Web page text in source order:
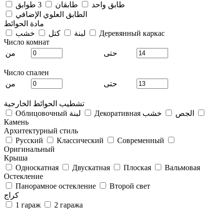
طابق واحد
طابقان
الطابق العلوي الإضافي
مادة الحوائط
لبنة
كتل خشب
Деревянный каркас
Число комнат
من
حتى
Число спален
من
حتى
تشطيب الحوائط الخارجية
Облицовочный لبنة
Декоративная الجص
خشب
Камень
Архитектурный стиль
Русский
Классический
Современный
Оригинальный
Крыша
Односкатная
Двускатная Плоская
Вальмовая
Остекление
Панорамное остекление
Второй свет
كراج
1 гараж
2 гаража